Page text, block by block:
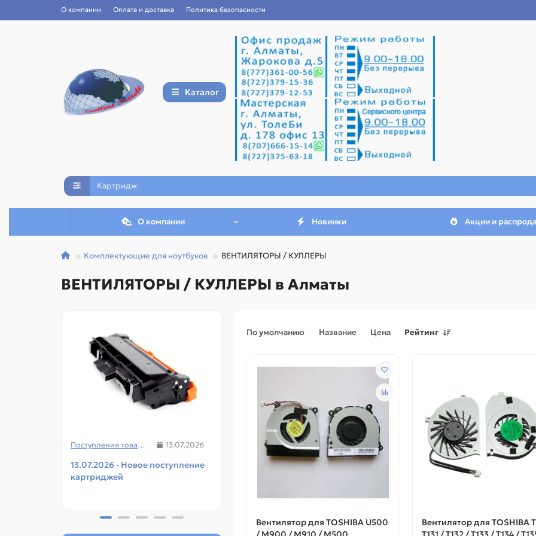
О компании Оплата и доставка Политика безопасности
Каталог
О компании Новинки Акции и
Комплектующие для ноутбуков ВЕНТИЛЯТОРЫ / КУЛЛЕРЫ
ВЕНТИЛЯТОРЫ / КУЛЛЕРЫ в Алматы
Поступления товаров 13.07.2026
13.07.2026 - Новое поступление
картриджей
08.07.2026
08.07.2026 - Новое поступление
Поступления товаров
23.06.2026 - Новое
запчастей для картриджей и
По умолчанию Название Цена Рейтинг
Вентилятор для TOSHIBA U500
Вентилятор для TOSHIBA